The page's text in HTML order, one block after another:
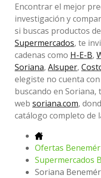
Encontrar el mejor
investigación y
si buscas productos
Supermercados, te
cadenas como H-E-B,
Soriana, Alsuper,
elegiste no cuenta
buscando en
web soriana.com,
catálogo completo de
Ofertas
Supermercados
Soriana